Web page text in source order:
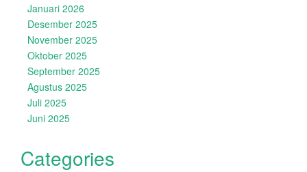
Januari 2026
Desember 2025
November 2025
Oktober 2025
September 2025
Agustus 2025
Juli 2025
Juni 2025
Categories